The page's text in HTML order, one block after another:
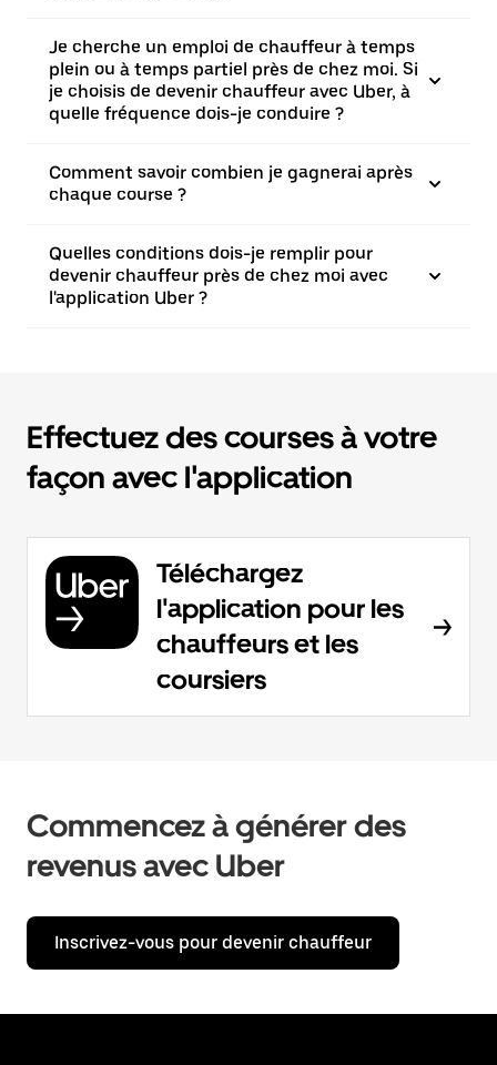
Je cherche un emploi de chauffeur à temps
plein ou à temps partiel près de chez moi. Si
je choisis de devenir chauffeur avec Uber, à
quelle fréquence dois-je conduire ?
Comment savoir combien je gagnerai après
chaque course ?
Quelles conditions dois-je remplir pour
devenir chauffeur près de chez moi avec
l'application Uber ?
Effectuez des courses à votre
façon avec l'application
Téléchargez
l'application pour les
chauffeurs et les
coursiers
Commencez à générer des
revenus avec Uber
Inscrivez-vous pour devenir chauffeur